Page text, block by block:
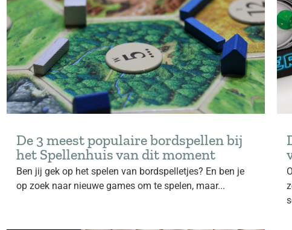
De 3 meest populaire bordspellen bij
het Spellenhuis van dit moment
Ben jij gek op het spelen van bordspelletjes? En ben je
op zoek naar nieuwe games om te spelen, maar...